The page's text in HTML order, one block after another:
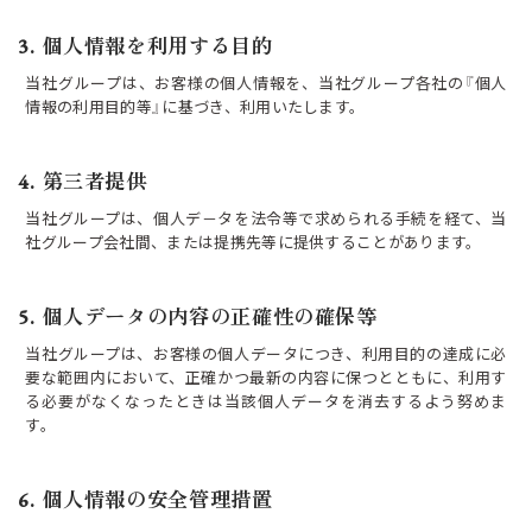
3. 個人情報を利用する目的
当社グループは、お客様の個人情報を、当社グループ各社の『個人
情報の利用目的等』に基づき、利用いたします。
4. 第三者提供
当社グループは、個人デ－タを法令等で求められる手続を経て、当
社グループ会社間、または提携先等に提供することがあります。
5. 個人データの内容の正確性の確保等
当社グループは、お客様の個人データにつき、利用目的の達成に必
要な範囲内において、正確かつ最新の内容に保つとともに、利用す
る必要がなくなったときは当該個人データを消去するよう努めま
す。
6. 個人情報の安全管理措置